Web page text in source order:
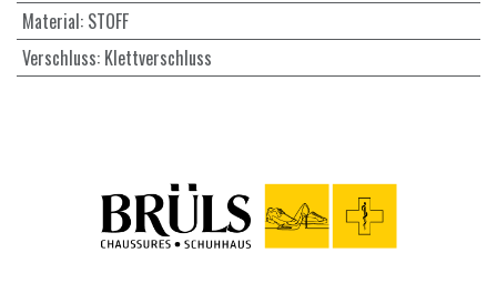
Material: STOFF
Verschluss: Klettverschluss